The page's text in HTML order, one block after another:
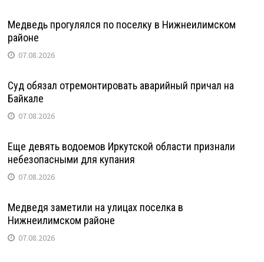
Медведь прогулялся по поселку в Нижнеилимском
районе
07.08.2026
Суд обязал отремонтировать аварийный причал на
Байкале
07.08.2026
Еще девять водоемов Иркутской области признали
небезопасными для купания
07.08.2026
Медведя заметили на улицах поселка в
Нижнеилимском районе
07.08.2026